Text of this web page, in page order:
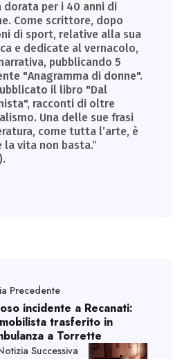
dorata per i 40 anni di
Come scrittore, dopo
di sport, relative alla sua
e dedicate al vernacolo,
pubblicando 5
"Anagramma di donne".
il libro "Dal
racconti di oltre
Una delle sue frasi
come tutta l’arte, è
la vita non basta.”
Precedente
incidente a Recanati:
trasferito in
a Torrette
Successiva